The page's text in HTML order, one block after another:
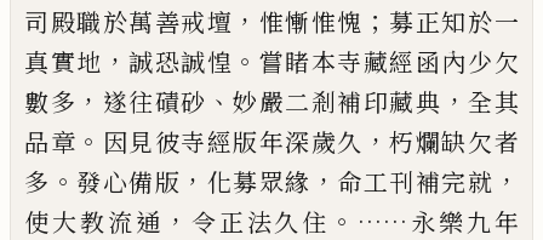
司殿職於萬善戒壇 ， 惟慚惟愧 ； 募正知於一
真實地 ，誠恐誠惶 。 嘗睹本寺藏經函內少欠
數多 ， 遂往磧砂 、妙嚴二剎補印藏典 ，全其
品章 。 因見彼寺經版年深歲久 ，朽爛缺欠者
多 。 發心備版 ， 化募眾緣 ， 命工刊補完就 ，
使大教流通 ， 令正法久住 。 …… 永樂九年